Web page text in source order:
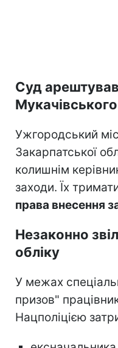
Суд
Ужгородський
Закарпатської
колишнім
заходи. Їх
права внесення
Незаконно
обліку
У межах
призов"
Нацполіцією